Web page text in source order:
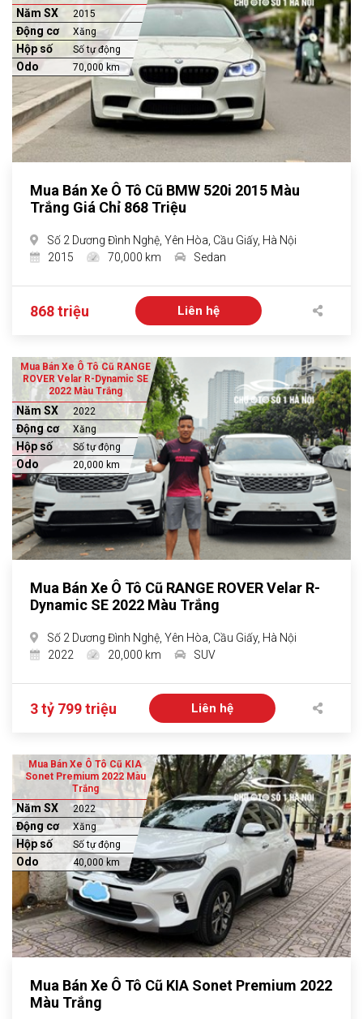
Năm SX 2015
Động cơ Xăng
Hộp số Số tự động
Odo 70,000 km
Mua Bán Xe Ô Tô Cũ BMW 520i 2015 Màu
Trắng Giá Chỉ 868 Triệu
Số 2 Dương Đình Nghệ, Yên Hòa, Cầu Giấy, Hà Nội
2015
70,000 km Sedan
868 triệu Liên hệ
Mua Bán Xe Ô Tô Cũ RANGE
ROVER Velar R-Dynamic SE
2022 Màu Trắng
Năm SX 2022
Động cơ Xăng
Hộp số Số tự động
Odo 20,000 km
Mua Bán Xe Ô Tô Cũ RANGE ROVER Velar R-
Dynamic SE 2022 Màu Trắng
Số 2 Dương Đình Nghệ, Yên Hòa, Cầu Giấy, Hà Nội
2022
20,000 km SUV
3 tỷ 799 triệu Liên hệ
Mua Bán Xe Ô Tô Cũ KIA
Sonet Premium 2022 Màu
Trắng
Năm SX 2022
Động cơ Xăng
Hộp số Số tự động
Odo 40,000 km
Mua Bán Xe Ô Tô Cũ KIA Sonet Premium 2022
Màu Trắng